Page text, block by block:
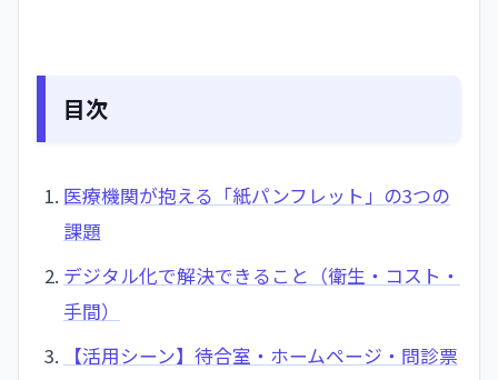
目次
医療機関が抱える「紙パンフレット」の3つの
課題
デジタル化で解決できること（衛生・コスト・
手間）
【活用シーン】待合室・ホームページ・問診票